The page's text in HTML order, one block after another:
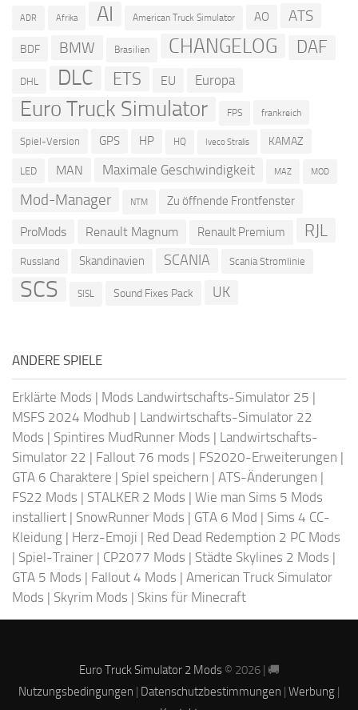
ADR Afrika AI American Truck Simulator AO ATS
BDF BMW Brasilien CHANGELOG DAF
DHL DLC ETS EU Europa
Euro Truck Simulator FPS frankreich
Spiel-Version GPS HP HQ Iveco Stralis KAMAZ
LED MAN Maximale Geschwindigkeit MAZ MOD
Mod-Manager NTM Zu öffnende Frontfenster
ProMods Renault Magnum Renault Premium RJL
Russland Skandinavien SCANIA Scania Stromlinie
SCS SISL Sound Fixes Pack UK
ANDERE SPIELE
Erklärte Mods | Mods Landwirtschafts-Simulator 25 |
MSFS 2024 Modhub | Landwirtschafts-Simulator 22
Mods | Spintires MudRunner Mods | Landwirtschafts-
Simulator 22 | Fallout 76 mods | FS2020-Erweiterungen |
GTA 6 Charaktere | Spiel speichern | ATS-Änderungen |
FS22 Mods | STALKER 2 Mods | Wie man Sims 5 Mods
installiert | SnowRunner Mods | GTA 6 Mod | Sims 4 CC-
Kleidung | Herz-Emoji | Red Dead Redemption 2 PC Mods
| Spiel-Trainer | CP2077 Mods | Städte Skylines 2 Mods |
GTA 5 Mods | Fallout 4 Mods | American Truck Simulator
Mods | Skyrim Mods | Skins für Minecraft
Euro Truck Simulator 2 Mods© 2026 | 🚚
Nutzungsbedingungen | Datenschutzbestimmungen | Werbung |